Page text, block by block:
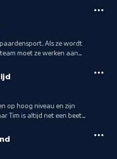
Als ze wordt
moet ze werken aan
op hoog niveau en zijn
Tim is altijd net een beetje